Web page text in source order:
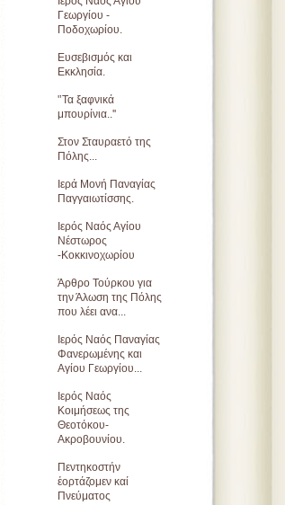
Γεωργίου -
Ποδοχωρίου.
Ευσεβισμός και
Εκκλησία.
'’Τα ξαφνικά
μπουρίνια..''
Στον Σταυραετό της
Πόλης...
Iερά Μονή Παναγίας
Παγγαιωτίσσης.
Ιερός Ναός Αγίου
Νέστωρος
-Κοκκινοχωρίου
Άρθρο Τούρκου για
την Άλωση της Πόλης
που λέει ανα...
Ιερός Ναός Παναγίας
Φανερωμένης και
Αγίου Γεωργίου...
Ιερός Ναός
Κοιμήσεως της
Θεοτόκου-
Ακροβουνίου.
Πεντηκοστήν
ἑορτάζομεν καί
Πνεύματος